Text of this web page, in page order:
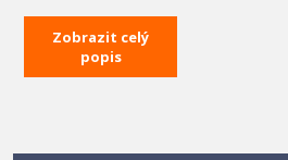
- přesně tvarovaná forma pro
Zobrazit celý
popis